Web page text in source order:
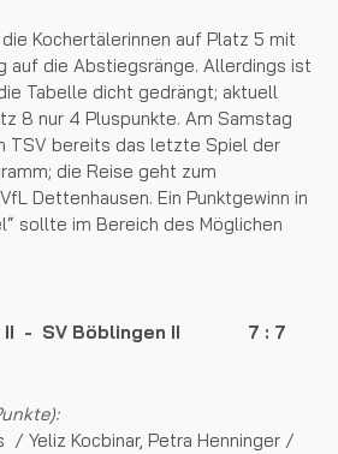
Kochertälerinnen auf Platz 5 mit
auf die Abstiegsränge. Allerdings ist
Tabelle dicht gedrängt; aktuell
8 nur 4 Pluspunkte. Am Samstag
TSV bereits das letzte Spiel der
die Reise geht zum
Dettenhausen. Ein Punktgewinn in
sollte im Bereich des Möglichen
II - SV Böblingen II 7 : 7
/ Yeliz Kocbinar, Petra Henninger /